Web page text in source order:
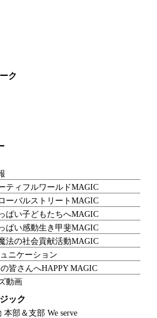
ク
ティフルワールドMAGIC
ーバルストリートMAGIC
ぱい子どもたちへMAGIC
ぱい感動生き甲斐MAGIC
法の社会貢献活動MAGIC
ニケーション
皆さんへHAPPY MAGIC
動画
ック
部＆支部 We serve